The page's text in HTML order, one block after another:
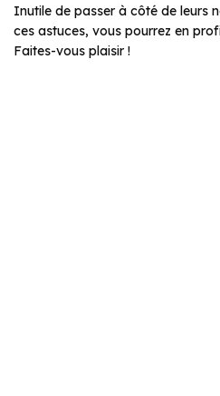
Inutile de passer à côté de leurs
ces astuces, vous pourrez en
Faites-vous plaisir !